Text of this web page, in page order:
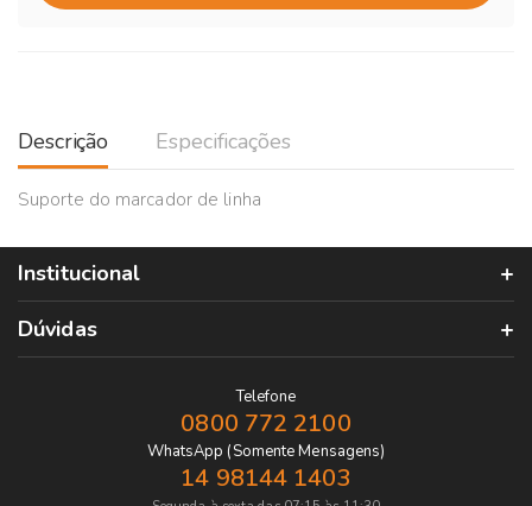
Descrição Especificações
Suporte do marcador de linha
Institucional
Dúvidas
Telefone
0800 772 2100
WhatsApp (Somente Mensagens)
14 98144 1403